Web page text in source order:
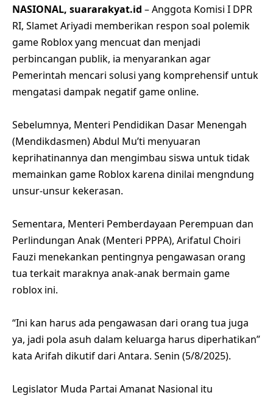
NASIONAL, suararakyat.id – Anggota Komisi I DPR
RI, Slamet Ariyadi memberikan respon soal polemik
game Roblox yang mencuat dan menjadi
perbincangan publik, ia menyarankan agar
Pemerintah mencari solusi yang komprehensif untuk
mengatasi dampak negatif game online.
Sebelumnya, Menteri Pendidikan Dasar Menengah
(Mendikdasmen) Abdul Mu’ti menyuaran
keprihatinannya dan mengimbau siswa untuk tidak
memainkan game Roblox karena dinilai mengndung
unsur-unsur kekerasan.
Sementara, Menteri Pemberdayaan Perempuan dan
Perlindungan Anak (Menteri PPPA), Arifatul Choiri
Fauzi menekankan pentingnya pengawasan orang
tua terkait maraknya anak-anak bermain game
roblox ini.
“Ini kan harus ada pengawasan dari orang tua juga
ya, jadi pola asuh dalam keluarga harus diperhatikan”
kata Arifah dikutif dari Antara. Senin (5/8/2025).
Legislator Muda Partai Amanat Nasional itu